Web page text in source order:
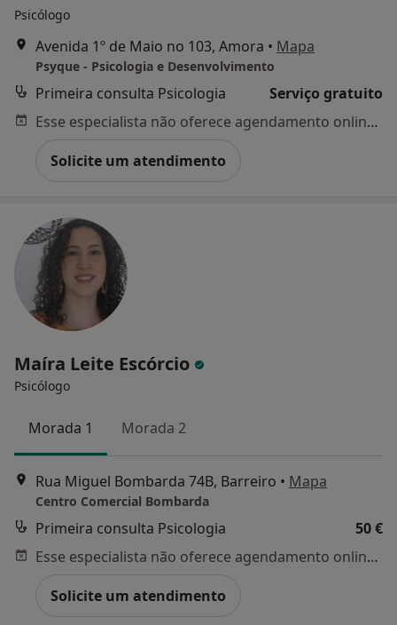
Psicólogo
Avenida 1º de Maio no 103, Amora • Mapa
Psyque - Psicologia e Desenvolvimento
Primeira consulta Psicologia
Serviço gratuito
Esse especialista não oferece agendamento online para esse endereço.
Solicite um atendimento
Maíra Leite Escórcio
Psicólogo
Morada 1 Morada 2
Rua Miguel Bombarda 74B, Barreiro • Mapa
Centro Comercial Bombarda
Primeira consulta Psicologia
50 €
Esse especialista não oferece agendamento online para esse endereço.
Solicite um atendimento